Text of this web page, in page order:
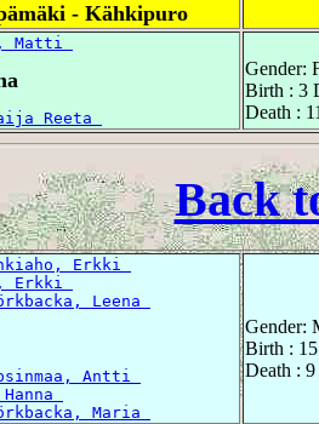
- Kähkipuro
Matti
Reeta
Gender:
Birth : 3
Death :
Back
Erkki
Erkki
Leena
Antti
Maria
Gender:
Birth :
Death :